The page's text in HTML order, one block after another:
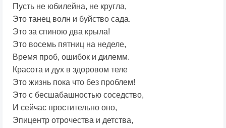
Пусть не юбилейна, не кругла,
Это танец волн и буйство сада.
Это за спиною два крыла!
Это восемь пятниц на неделе,
Время проб, ошибок и дилемм.
Красота и дух в здоровом теле
Это жизнь пока что без проблем!
Это с бесшабашностью соседство,
И сейчас простительно оно,
Эпицентр отрочества и детства,